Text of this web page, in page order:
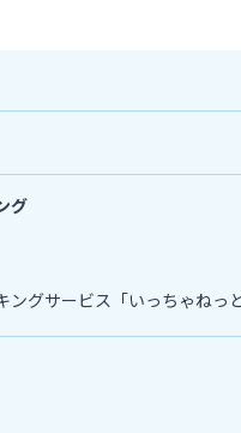
グ
グサービス「いっちゃねっと